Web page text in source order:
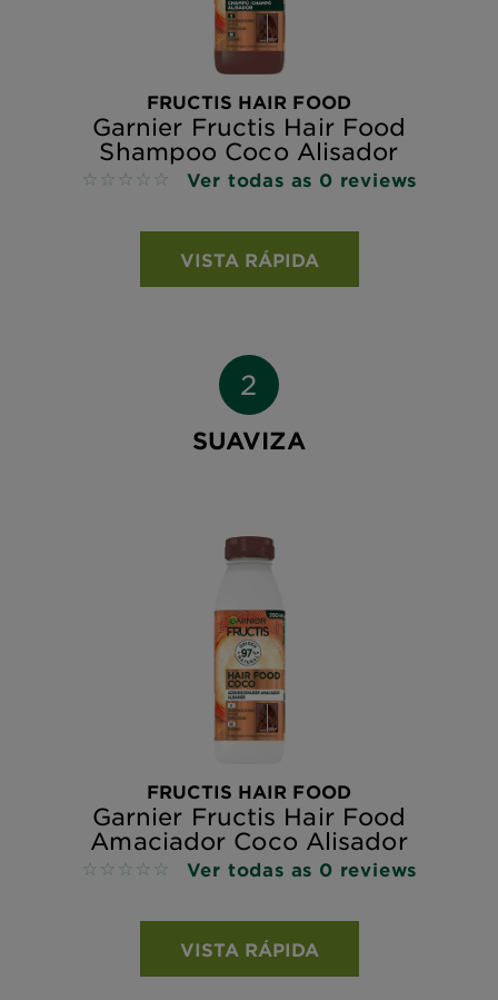
FRUCTIS HAIR FOOD
Garnier Fructis Hair Food
Shampoo Coco Alisador
No reviews Ver todas as 0 reviews
VISTA RÁPIDA
SUAVIZA
FRUCTIS HAIR FOOD
Garnier Fructis Hair Food
Amaciador Coco Alisador
No reviews Ver todas as 0 reviews
VISTA RÁPIDA